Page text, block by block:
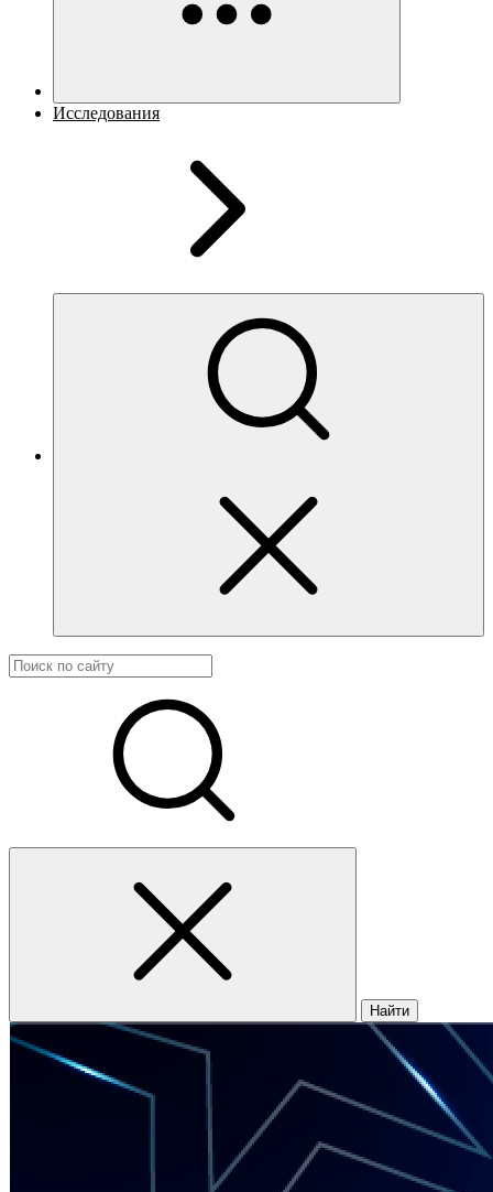
Исследования
Найти